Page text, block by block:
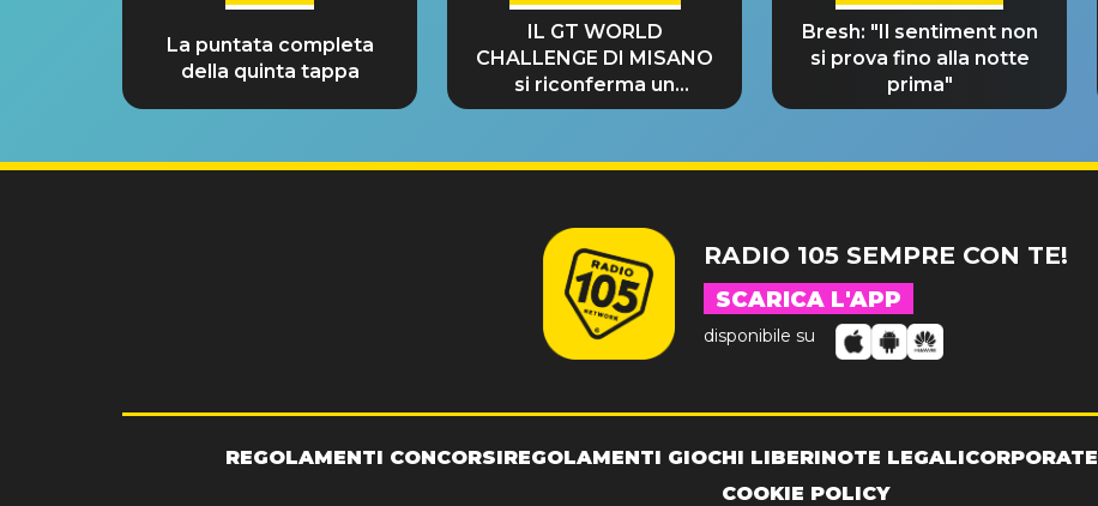
La puntata completa
della quinta tappa
IL GT WORLD
CHALLENGE DI MISANO
si riconferma un
GRANDE SUCCESSO!
Bresh: "Il sentiment non
si prova fino alla notte
prima"
RADIO 105 SEMPRE CON TE!
SCARICA L'APP
disponibile su
REGOLAMENTI CONCORSIREGOLAMENTI GIOCHI LIBERINOTE LEGALICORPORATE
COOKIE POLICY